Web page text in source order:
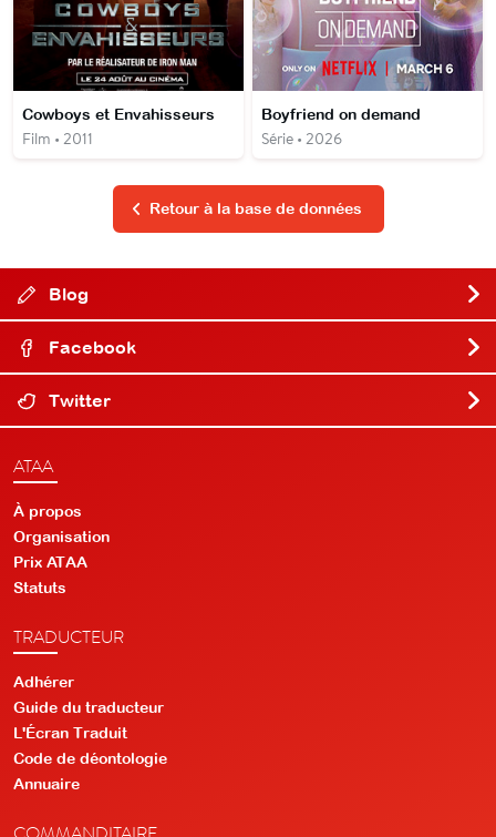
Cowboys et Envahisseurs
Film • 2011
Boyfriend on demand
Série • 2026
Retour à la base de données
Blog
Facebook
Twitter
ATAA
À propos
Organisation
Prix ATAA
Statuts
TRADUCTEUR
Adhérer
Guide du traducteur
L'Écran Traduit
Code de déontologie
Annuaire
COMMANDITAIRE